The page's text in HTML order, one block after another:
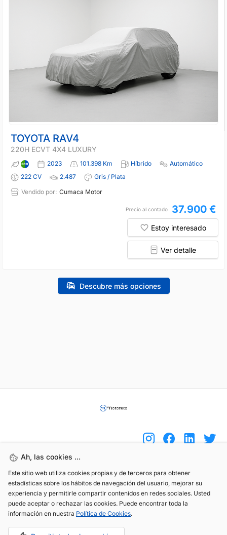
TOYOTA RAV4
220H ECVT 4X4 LUXURY
2023 101.398 Km Híbrido
Automático
222 CV
2.487
Gris / Plata
Vendido por: Cumaca Motor
Precio al contado 37.900 €
Estoy interesado
Ver detalle
Descubre más opciones
Ah, las cookies ...
Este sitio web utiliza cookies propias y de terceros para obtener
estadísticas sobre los hábitos de navegación del usuario, mejorar su
experiencia y permitirle compartir contenidos en redes sociales. Usted
puede aceptar o rechazar las cookies. Puede encontrar toda la
información en nuestra Política de Cookies.
(+34) 744 408 070
info@motoreto.com